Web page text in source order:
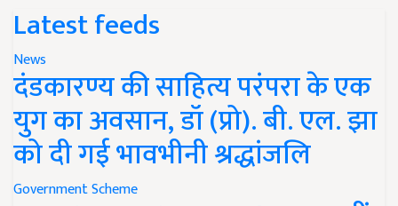
Latest feeds
News
दंडकारण्य की साहित्य परंपरा के एक
युग का अवसान, डॉ (प्रो). बी. एल. झा
को दी गई भावभीनी श्रद्धांजलि
Government Scheme